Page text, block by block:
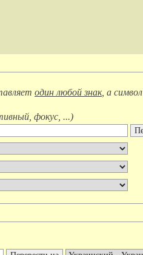
один любой знак, а символ
фокус, ...)